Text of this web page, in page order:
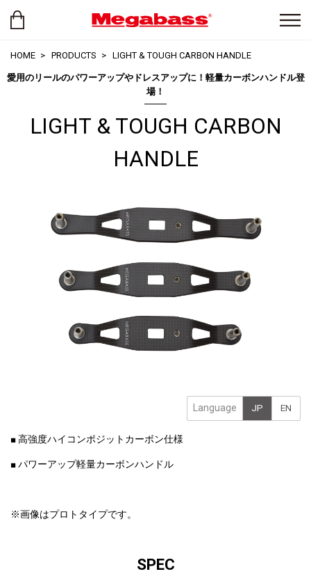
HOME PRODUCTS LIGHT & TOUGH CARBON HANDLE
愛用のリールのパワーアップやドレスアップに！軽量カーボンハンドル登
場！
LIGHT & TOUGH CARBON
HANDLE
Language JP EN
■ 高強度ハイコンポジットカーボン仕様
■ パワーアップ軽量カーボンハンドル
※画像はプロトタイプです。
SPEC